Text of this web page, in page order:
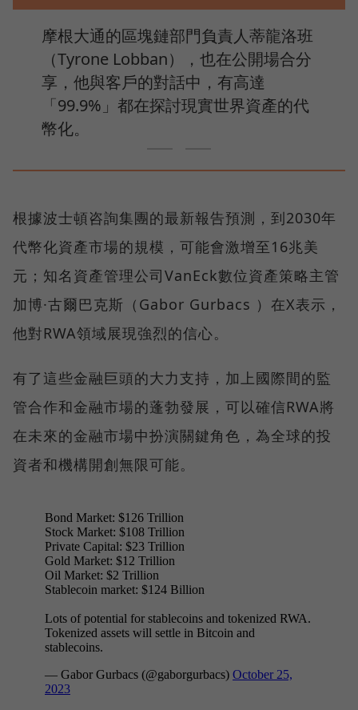
摩根大通的區塊鏈部門負責人蒂龍洛班
（Tyrone Lobban），也在公開場合分
享，他與客戶的對話中，有高達
「99.9%」都在探討現實世界資產的代
幣化。
根據波士頓咨詢集團的最新報告預測，到2030年
代幣化資產市場的規模，可能會激增至16兆美
元；知名資產管理公司VanEck數位資產策略主管
加博·古爾巴克斯（Gabor Gurbacs ）在X表示，
他對RWA領域展現強烈的信心。
有了這些金融巨頭的大力支持，加上國際間的監
管合作和金融市場的蓬勃發展，可以確信RWA將
在未來的金融市場中扮演關鍵角色，為全球的投
資者和機構開創無限可能。